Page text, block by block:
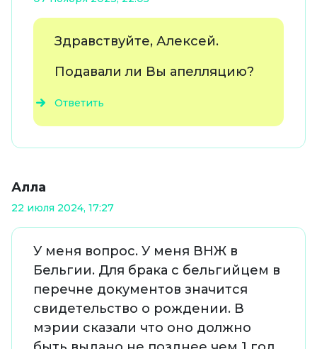
Здравствуйте, Алексей.
Подавали ли Вы апелляцию?
Ответить
Алла
22 июля 2024, 17:27
У меня вопрос. У меня ВНЖ в
Бельгии. Для брака с бельгийцем в
перечне документов значится
свидетельство о рождении. В
мэрии сказали что оно должно